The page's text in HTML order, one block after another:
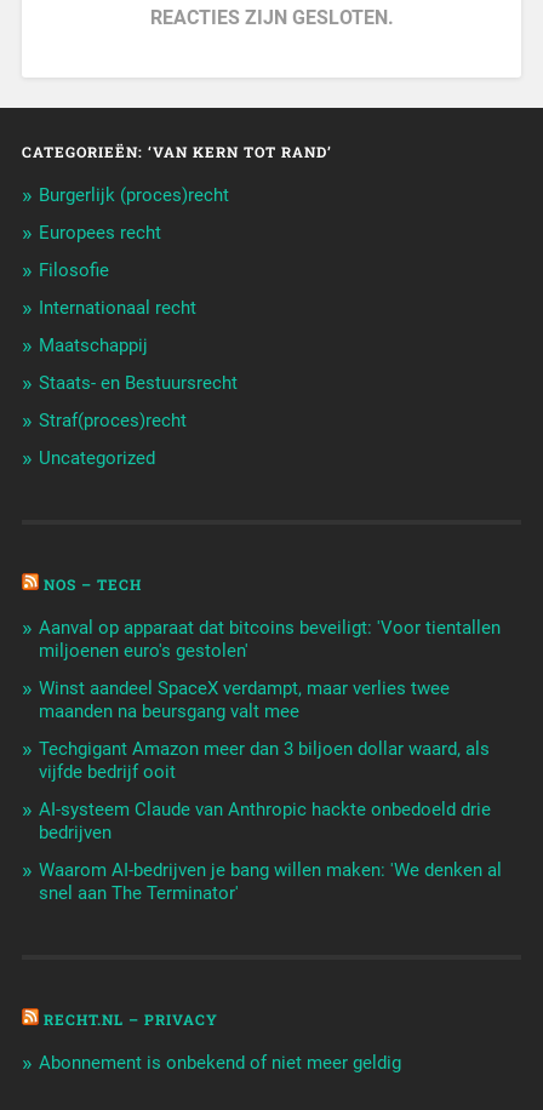
REACTIES ZIJN GESLOTEN.
CATEGORIEËN: ‘VAN KERN TOT RAND’
Burgerlijk (proces)recht
Europees recht
Filosofie
Internationaal recht
Maatschappij
Staats- en Bestuursrecht
Straf(proces)recht
Uncategorized
NOS – TECH
Aanval op apparaat dat bitcoins beveiligt: 'Voor tientallen
miljoenen euro's gestolen'
Winst aandeel SpaceX verdampt, maar verlies twee
maanden na beursgang valt mee
Techgigant Amazon meer dan 3 biljoen dollar waard, als
vijfde bedrijf ooit
AI-systeem Claude van Anthropic hackte onbedoeld drie
bedrijven
Waarom AI-bedrijven je bang willen maken: 'We denken al
snel aan The Terminator'
RECHT.NL – PRIVACY
Abonnement is onbekend of niet meer geldig